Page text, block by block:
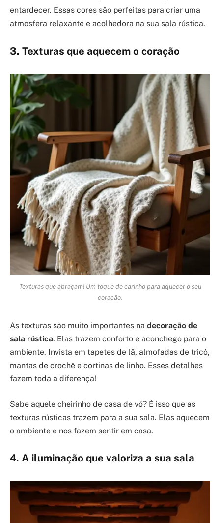
entardecer. Essas cores são perfeitas para criar uma
atmosfera relaxante e acolhedora na sua sala rústica.
3. Texturas que aquecem o coração
Texturas que abraçam! Um toque de carinho para aquecer o seu
coração.
As texturas são muito importantes na decoração de
sala rústica. Elas trazem conforto e aconchego para o
ambiente. Invista em tapetes de lã, almofadas de tricô,
mantas de crochê e cortinas de linho. Esses detalhes
fazem toda a diferença!
Sabe aquele cheirinho de casa de vó? É isso que as
texturas rústicas trazem para a sua sala. Elas aquecem
o ambiente e nos fazem sentir em casa.
4. A iluminação que valoriza a sua sala